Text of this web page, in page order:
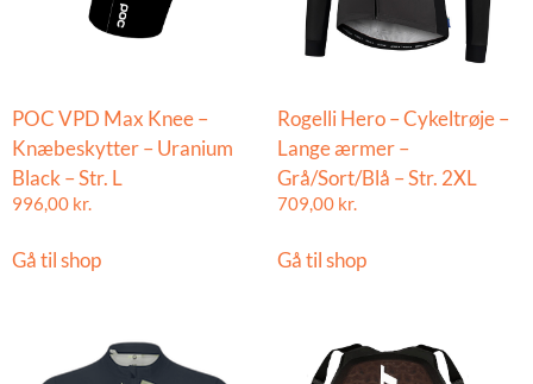
POC VPD Max Knee –
Knæbeskytter – Uranium
Black – Str. L
996,00 kr.
Gå til shop
Rogelli Hero – Cykeltrøje –
Lange ærmer –
Grå/Sort/Blå – Str. 2XL
709,00 kr.
Gå til shop